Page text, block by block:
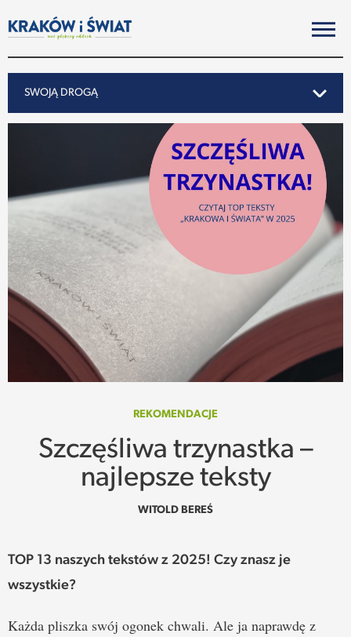
SWOJĄ DROGĄ
NOTY ZE ŚWIATA
PO KRAKOSKU
MIASTO
SUBIEKTYWNIE
SPOTKANIE
REKOMENDACJE
REKOMENDACJE
Szczęśliwa trzynastka –
najlepsze teksty
WITOLD BEREŚ
TOP 13 naszych tekstów z 2025! Czy znasz je
wszystkie?
Każda pliszka swój ogonek chwali. Ale ja naprawdę z